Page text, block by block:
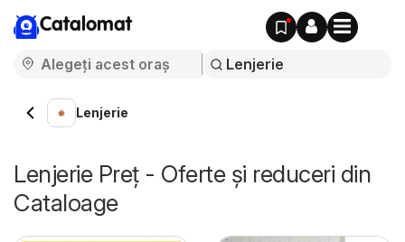
Catalomat
Lenjerie
Lenjerie Preț - Oferte și reduceri din
Cataloage